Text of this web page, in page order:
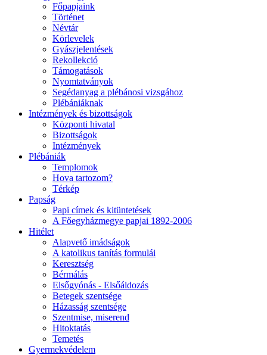
Főpapjaink
Történet
Névtár
Körlevelek
Gyászjelentések
Rekollekció
Támogatások
Nyomtatványok
Segédanyag a plébánosi vizsgához
Plébániáknak
Intézmények és bizottságok
Központi hivatal
Bizottságok
Intézmények
Plébániák
Templomok
Hova tartozom?
Térkép
Papság
Papi címek és kitüntetések
A Főegyházmegye papjai 1892-2006
Hitélet
Alapvető imádságok
A katolikus tanítás formulái
Keresztség
Bérmálás
Elsőgyónás - Elsőáldozás
Betegek szentsége
Házasság szentsége
Szentmise, miserend
Hitoktatás
Temetés
Gyermekvédelem